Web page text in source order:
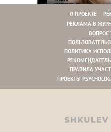
О ПРОЕКТЕ
РЕКЛАМА В
ВОПРОС
ПОЛИТИКА
ПРАВИЛА
ПРОЕКТЫ